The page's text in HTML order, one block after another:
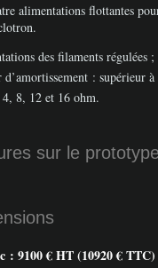
alimentations flottantes
des filaments régulées ;
d’amortissement : supérieur à
8, 12 et 16 ohm.
sur le prototype
: 9100 €HT(10920 €TTC)